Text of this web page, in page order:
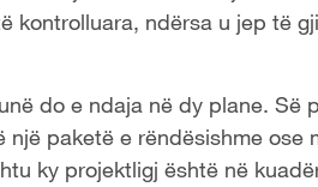
kontrolluara, ndërsa u jep të
do e ndaja në dy plane. Së
një paketë e rëndësishme ose
ky projektligj është në